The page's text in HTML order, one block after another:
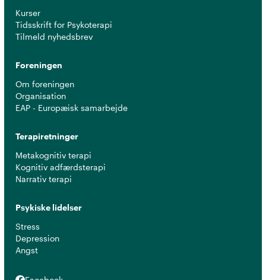
Kurser
Tidsskrift for Psykoterapi
Tilmeld nyhedsbrev
Foreningen
Om foreningen
Organisation
EAP - Europæisk samarbejde
Terapiretninger
Metakognitiv terapi
Kognitiv adfærdsterapi
Narrativ terapi
Psykiske lidelser
Stress
Depression
Angst